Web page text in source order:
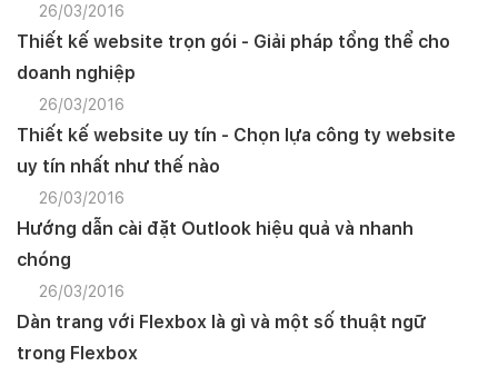
26/03/2016
Thiết kế website trọn gói - Giải pháp tổng thể cho
doanh nghiệp
26/03/2016
Thiết kế website uy tín - Chọn lựa công ty website
uy tín nhất như thế nào
26/03/2016
Hướng dẫn cài đặt Outlook hiệu quả và nhanh
chóng
26/03/2016
Dàn trang với Flexbox là gì và một số thuật ngữ
trong Flexbox